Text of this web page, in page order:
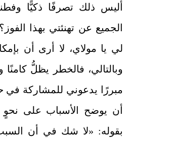
أليس ذلك تصرفًا ذكيًّا
الجميع عن تهنئتي بهذا
لي يا مولاي، لا أرى أن
وبالتالي، فالخطر يظلُّ
مبررًا يدعوني للمشاركة
أن يوضح الأسباب على نحوٍ
بقوله: «لا شك في أن